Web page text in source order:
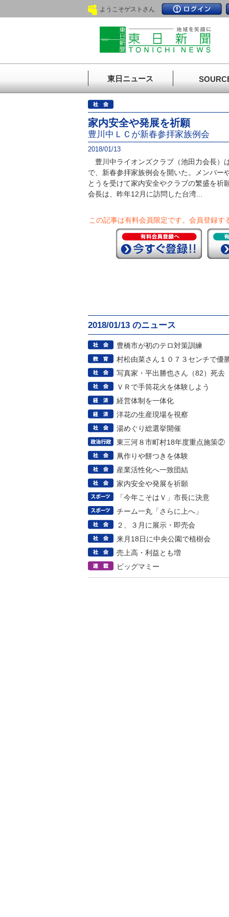
ようこそゲストさん
東日ニュース
家内安全や発展を祈願
豊川中ＬＣが新春参拝家族例会
2018/01/13
豊川中ライオンズクラブ（池田力会長）
で、新春参拝家族例会を開いた。メンバー
とうを受けて家内安全やクラブの繁盛を
会長は、昨年12月に訪問した台湾...
この記事は有料会員限定です。 会員登録す
2018/01/13 のニュース
豊橋市が初のテロ対策訓練
村松由菜さん１０７３センチで優
写真家・平出勝也さん（82）死去
ＶＲで手筒花火を体験しよう
経営体制を一体化
洋花の生産現場を視察
湯めぐり総選挙開催
東三河８市町村18年度重点施策②
凧作りや餅つきを体験
産業活性化へ一致団結
家内安全や発展を祈願
「今年こそはＶ」市長に決意
チーム一丸「さらに上へ」
２、３月に展示・即売会
来月18日に中央公園で植樹会
売上高・利益とも増
ビッグマミー